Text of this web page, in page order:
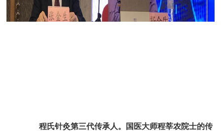
程氏针灸第三代传承人。国医大师程莘农院士的传